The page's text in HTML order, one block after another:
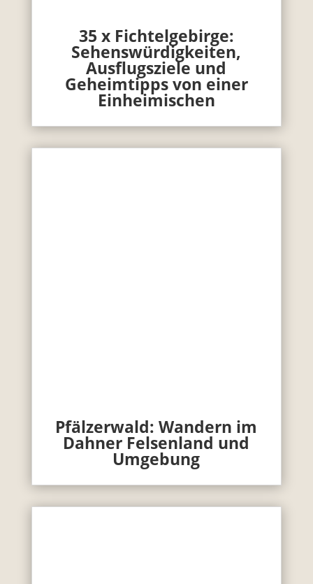
35 x Fichtelgebirge:
Sehenswürdigkeiten,
Ausflugsziele und
Geheimtipps von einer
Einheimischen
Pfälzerwald: Wandern im
Dahner Felsenland und
Umgebung